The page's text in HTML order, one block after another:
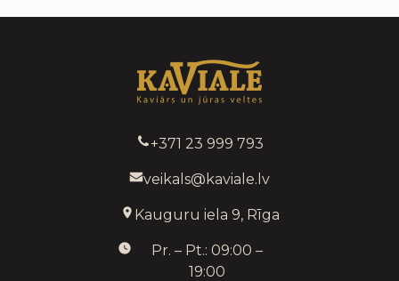
+371 23 999 793
veikals@kaviale.lv
Kauguru iela 9, Rīga
Pr. – Pt.: 09:00 –
19:00